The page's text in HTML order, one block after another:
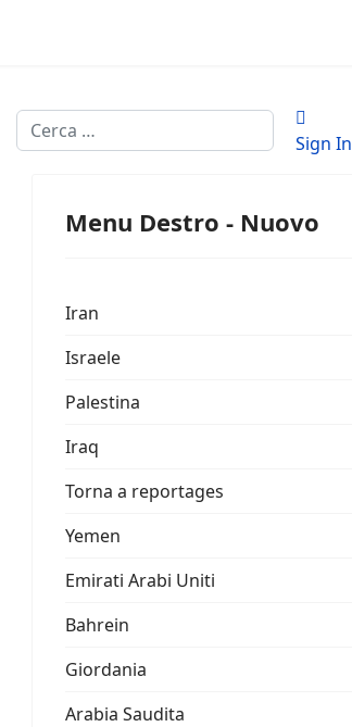
Cerca
Sign In
Menu Destro - Nuovo
Iran
Israele
Palestina
Iraq
Torna a reportages
Yemen
Emirati Arabi Uniti
Bahrein
Giordania
Arabia Saudita